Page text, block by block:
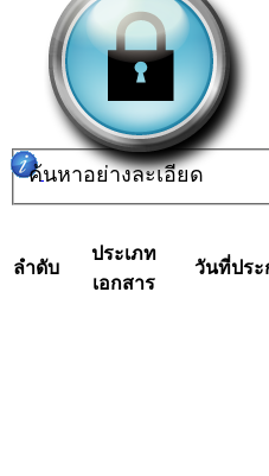
ค้นหาอย่างละเอียด
ลำดับ
ประเภท
เอกสาร
วันที่ประ